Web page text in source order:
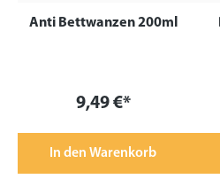
Anti Bettwanzen 200ml
9,49 €*
In den Warenkorb